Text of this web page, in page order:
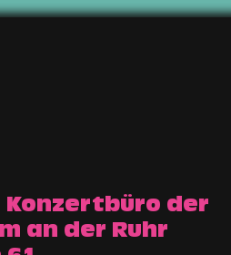
Konzertbüro der
an der Ruhr